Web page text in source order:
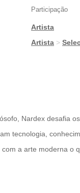
Participação
Artista
|Artista >
Nardex desafia
tecnologia,
a arte moderna o